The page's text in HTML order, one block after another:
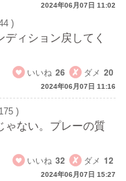
2024年06月07日 11:02
)
ィション戻してく
いいね 26 ダメ 20
2024年06月07日 11:16
)
ゃない。プレーの質
いいね 32 ダメ 12
2024年06月07日 15:27